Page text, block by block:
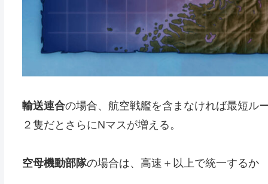
輸送連合の場合、航空戦艦を含まなければ最短ル
２隻だとさらにNマスが増える。
空母機動部隊の場合は、高速＋以上で統一するか